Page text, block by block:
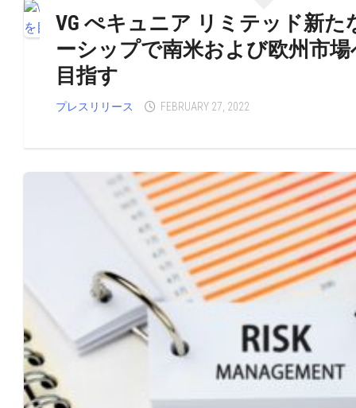
VG ぺキュニア リミテッド新た
ーシップで南米および欧州市
目指す
プレスリリース FEBRUARY 27, 2022